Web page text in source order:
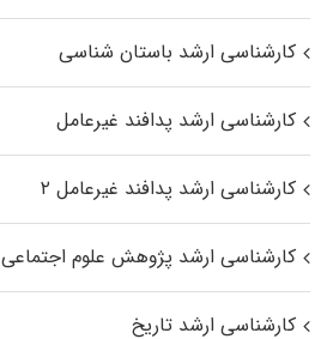
کارشناسی ارشد باستان شناسی
کارشناسی ارشد پدافند غیرعامل
کارشناسی ارشد پدافند غیرعامل ۲
کارشناسی ارشد پژوهش علوم اجتماعی
کارشناسی ارشد تاریخ